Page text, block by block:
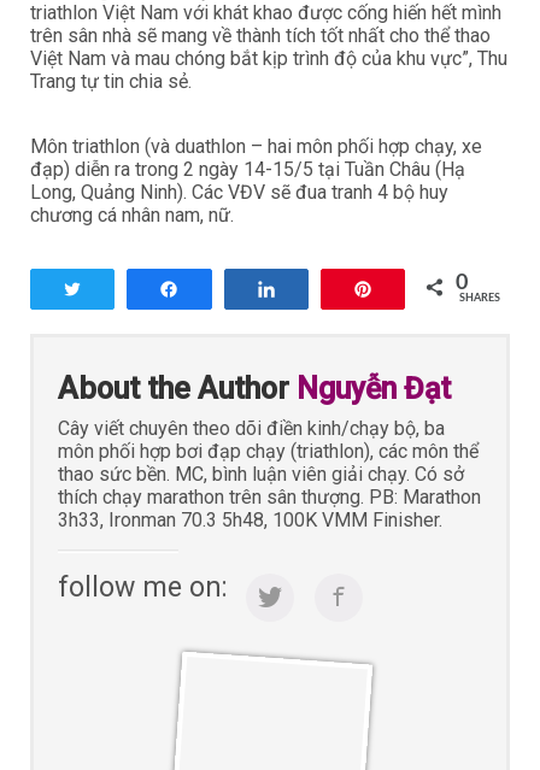
triathlon Việt Nam với khát khao được cống hiến hết mình
trên sân nhà sẽ mang về thành tích tốt nhất cho thể thao
Việt Nam và mau chóng bắt kịp trình độ của khu vực”, Thu
Trang tự tin chia sẻ.
Môn triathlon (và duathlon – hai môn phối hợp chạy, xe
đạp) diễn ra trong 2 ngày 14-15/5 tại Tuần Châu (Hạ
Long, Quảng Ninh). Các VĐV sẽ đua tranh 4 bộ huy
chương cá nhân nam, nữ.
0
SHARES
About the Author Nguyễn Đạt
Cây viết chuyên theo dõi điền kinh/chạy bộ, ba
môn phối hợp bơi đạp chạy (triathlon), các môn thể
thao sức bền. MC, bình luận viên giải chạy. Có sở
thích chạy marathon trên sân thượng. PB: Marathon
3h33, Ironman 70.3 5h48, 100K VMM Finisher.
follow me on: